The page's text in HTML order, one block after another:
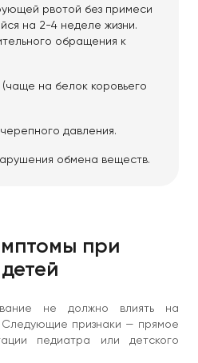
рвотой без примеси
на 2-4 неделе жизни.
обращения к
на белок коровьего
давления.
обмена веществ.
при
не должно влиять на
Следующие признаки — прямое
педиатра или детского